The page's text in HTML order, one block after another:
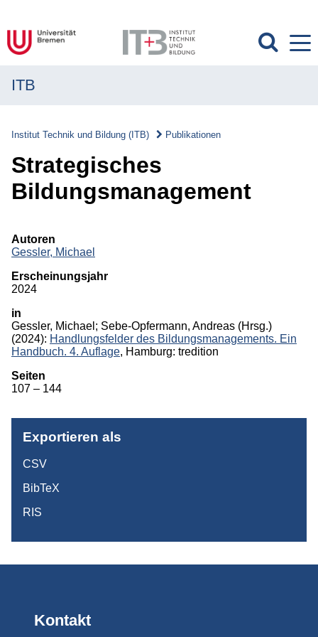
Transfer
Publikationen
Publikationen
Monographien
Beiträge in Sammelbänden
Beiträge in Zeitschriften
ITB-Forschungsberichte
ITB
Institut Technik und Bildung (ITB) Publikationen
Strategisches
Bildungsmanagement
Autoren
Gessler, Michael
Erscheinungsjahr
2024
in
Gessler, Michael ; Sebe-Opfermann, Andreas (Hrsg.)
(2024): Handlungsfelder des Bildungsmanagements. Ein
Handbuch. 4. Auflage, Hamburg: tredition
Seiten
107 – 144
Exportieren als
CSV
BibTeX
RIS
Kontakt